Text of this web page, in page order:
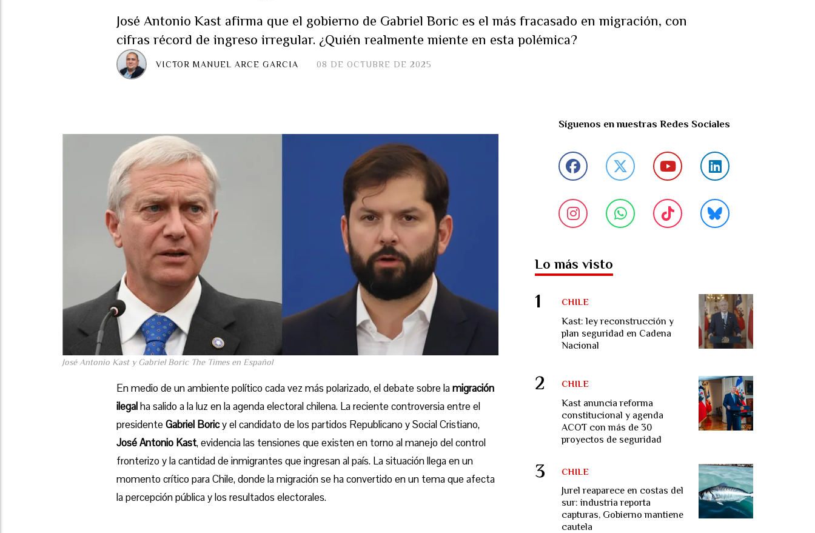
José Antonio Kast afirma que el gobierno de Gabriel Boric es el más fracasado en migración, con
cifras récord de ingreso irregular. ¿Quién realmente miente en esta polémica?
08 DE OCTUBRE DE 2025
VICTOR MANUEL ARCE GARCIA
José Antonio Kast y Gabriel Boric The Times en Español
En medio de un ambiente político cada vez más polarizado, el debate sobre lamigración
ilegalha salido a la luz en la agenda electoral chilena. La reciente controversia entre el
presidenteGabriel Boricy el candidato de los partidos Republicano y Social Cristiano,
José Antonio Kast, evidencia las tensiones que existen en torno al manejo del control
fronterizo y la cantidad de inmigrantes que ingresan al país. La situación llega en un
momento crítico para Chile, donde la migración se ha convertido en un tema que afecta
la percepción pública y los resultados electorales.
Síguenos en nuestras Redes Sociales
Lo más visto
Kast: ley reconstrucción y
plan seguridad en Cadena
Nacional
CHILE
Kast anuncia reforma
constitucional y agenda
ACOT con más de 30
proyectos de seguridad
CHILE
Jurel reaparece en costas del
sur: industria reporta
capturas, Gobierno mantiene
cautela
CHILE